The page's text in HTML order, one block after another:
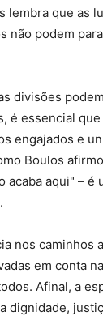
lembra que as
não podem
divisões
é essencial
engajados e
Boulos
acaba aqui" – é
nos caminhos
em conta
Afinal, a
dignidade,